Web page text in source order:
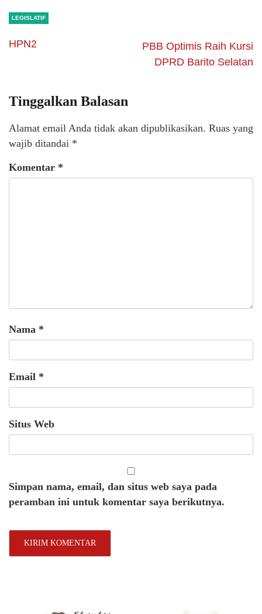
LEGISLATIF
HPN2
PBB Optimis Raih Kursi
DPRD Barito Selatan
Tinggalkan Balasan
Alamat email Anda tidak akan dipublikasikan. Ruas yang
wajib ditandai *
Komentar *
Nama *
Email *
Situs Web
Simpan nama, email, dan situs web saya pada
peramban ini untuk komentar saya berikutnya.